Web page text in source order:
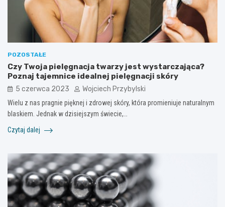
POZOSTAŁE
Czy Twoja pielęgnacja twarzy jest wystarczająca?
Poznaj tajemnice idealnej pielęgnacji skóry
5 czerwca 2023 Wojciech Przybylski
Wielu z nas pragnie pięknej i zdrowej skóry, która promieniuje naturalnym
blaskiem. Jednak w dzisiejszym świecie,…
Czytaj dalej